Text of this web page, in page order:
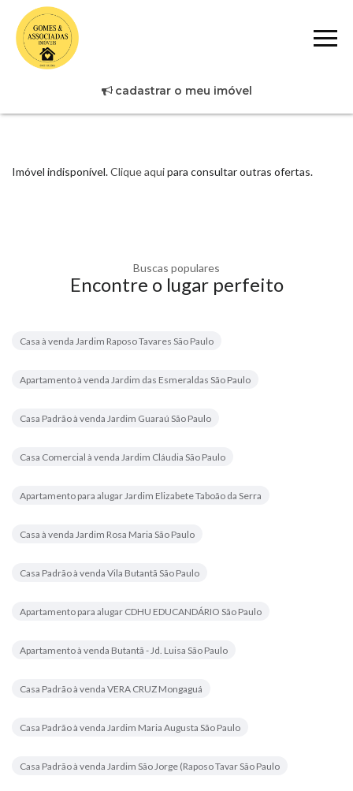
cadastrar o meu imóvel
Imóvel indisponível.Clique aquipara consultar outras ofertas.
Buscas populares
Encontre o lugar perfeito
Casa à venda Jardim Raposo Tavares São Paulo
Apartamento à venda Jardim das Esmeraldas São Paulo
Casa Padrão à venda Jardim Guaraú São Paulo
Casa Comercial à venda Jardim Cláudia São Paulo
Apartamento para alugar Jardim Elizabete Taboão da Serra
Casa à venda Jardim Rosa Maria São Paulo
Casa Padrão à venda Vila Butantã São Paulo
Apartamento para alugar CDHU EDUCANDÁRIO São Paulo
Apartamento à venda Butantã - Jd. Luisa São Paulo
Casa Padrão à venda VERA CRUZ Mongaguá
Casa Padrão à venda Jardim Maria Augusta São Paulo
Casa Padrão à venda Jardim São Jorge (Raposo Tavar São Paulo